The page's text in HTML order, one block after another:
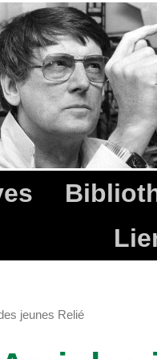
jeunes Relié